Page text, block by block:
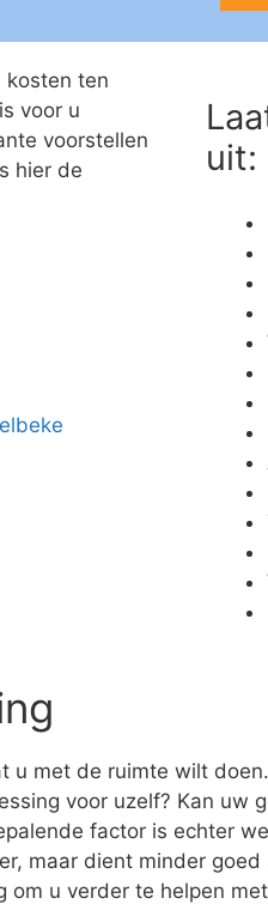
kosten ten
voor u
voorstellen
hier de
uit:
u met de ruimte wilt
voor uzelf? Kan uw
factor is echter
maar dient minder
u verder te helpen